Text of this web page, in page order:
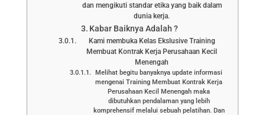
dan mengikuti standar etika yang baik dalam
dunia kerja.
Kabar Baiknya Adalah ?
Kami membuka Kelas Ekslusive Training
Membuat Kontrak Kerja Perusahaan Kecil
Menengah
Melihat begitu banyaknya update informasi
mengenai Training Membuat Kontrak Kerja
Perusahaan Kecil Menengah maka
dibutuhkan pendalaman yang lebih
komprehensif melalui sebuah pelatihan. Dan